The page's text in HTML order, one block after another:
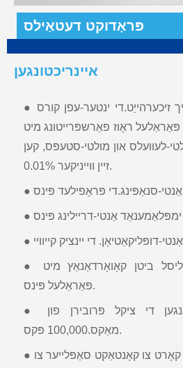
פּראָדוקט דעטאַילס
איינריכטונגען
● הויך פּרעסיסיאָן און הויך זיכערהייַט.די ינטער-עפן קורס
פּאַראַלעל ראָוז פאַרשפּרייטונג מיט
לעוועלס און מולטי-סטעפּס, קען
זיין ווייניקער 0.01%.
● הויך זיכערהייַט. די שליסל ביטן קאָואָרדאַנאַץ מיט
פּאַראַלעל פּינס.
● רילייאַבילאַטי.דורכגעגאנגען די ציקל פּרובירן פון
מאַקס.100,000 פּקס.
● זיכערהייט קאָרט.ניצן די קאָרט צו קאָנטאַקט סאַפּלייער צו